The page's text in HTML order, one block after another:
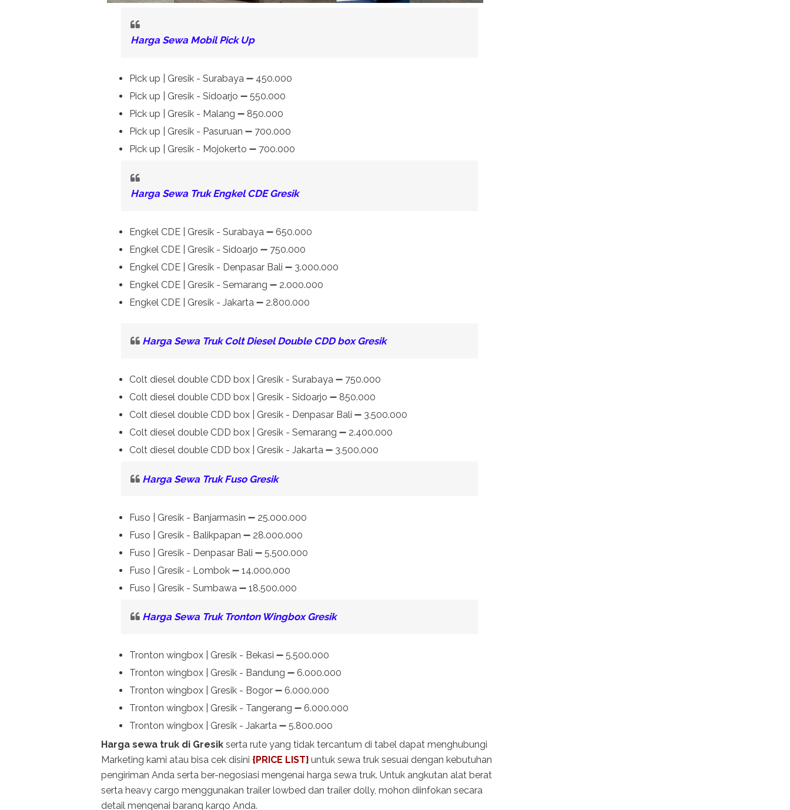
Harga Sewa Mobil Pick Up
Pick up | Gresik - Surabaya ➖ 450.000
Pick up | Gresik - Sidoarjo ➖ 550.000
Pick up | Gresik - Malang ➖ 850.000
Pick up | Gresik - Pasuruan ➖ 700.000
Pick up | Gresik - Mojokerto ➖ 700.000
Harga Sewa Truk Engkel CDE Gresik
Engkel CDE | Gresik - Surabaya ➖ 650.000
Engkel CDE | Gresik - Sidoarjo ➖ 750.000
Engkel CDE | Gresik - Denpasar Bali ➖ 3.000.000
Engkel CDE | Gresik - Semarang ➖ 2.000.000
Engkel CDE | Gresik - Jakarta ➖ 2.800.000
Harga Sewa Truk Colt Diesel Double CDD box Gresik
Colt diesel double CDD box | Gresik - Surabaya ➖ 750.000
Colt diesel double CDD box | Gresik - Sidoarjo ➖ 850.000
Colt diesel double CDD box | Gresik - Denpasar Bali ➖ 3.500.000
Colt diesel double CDD box | Gresik - Semarang ➖ 2.400.000
Colt diesel double CDD box | Gresik - Jakarta ➖ 3.500.000
Harga Sewa Truk Fuso Gresik
Fuso | Gresik - Banjarmasin ➖ 25.000.000
Fuso | Gresik - Balikpapan ➖ 28.000.000
Fuso | Gresik - Denpasar Bali ➖ 5.500.000
Fuso | Gresik - Lombok ➖ 14.000.000
Fuso | Gresik - Sumbawa ➖ 18.500.000
Harga Sewa Truk Tronton Wingbox Gresik
Tronton wingbox | Gresik - Bekasi ➖ 5.500.000
Tronton wingbox | Gresik - Bandung ➖ 6.000.000
Tronton wingbox | Gresik - Bogor ➖ 6.000.000
Tronton wingbox | Gresik - Tangerang ➖ 6.000.000
Tronton wingbox | Gresik - Jakarta ➖ 5.800.000
Harga sewa truk di Gresik serta rute yang tidak tercantum di tabel dapat menghubungi
Marketing kami atau bisa cek disini {PRICE LIST} untuk sewa truk sesuai dengan kebutuhan
pengiriman Anda serta ber-negosiasi mengenai harga sewa truk. Untuk angkutan alat berat
serta heavy cargo menggunakan trailer lowbed dan trailer dolly, mohon diinfokan secara
detail mengenai barang kargo Anda.